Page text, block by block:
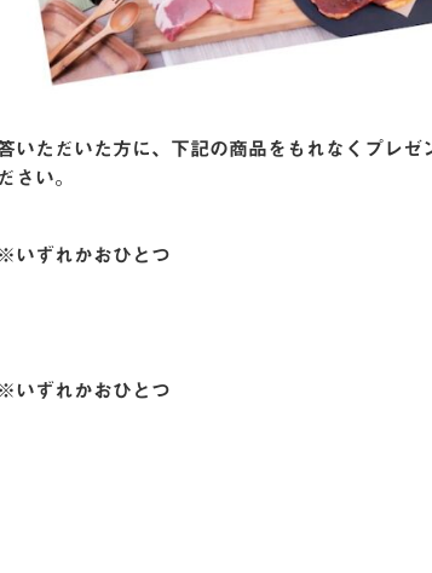
いただいた方に、下記の商品をもれなくプレゼ
さい。
いずれかおひとつ
いずれかおひとつ